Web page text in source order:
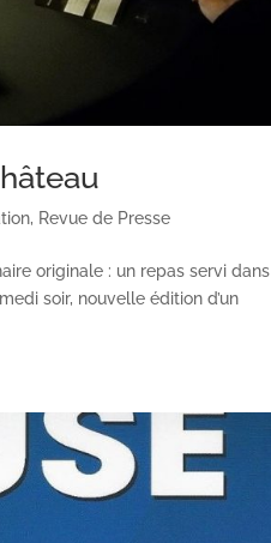
, Revue de Presse
originale : un repas servi dans
soir, nouvelle édition d’un